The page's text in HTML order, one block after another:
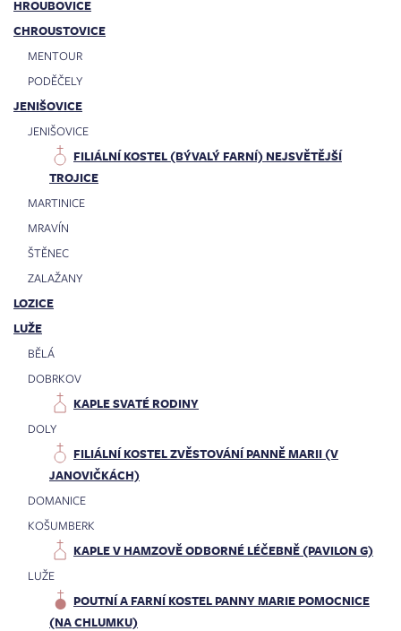
HROUBOVICE
CHROUSTOVICE
MENTOUR
PODĚČELY
JENIŠOVICE
JENIŠOVICE
FILIÁLNÍ KOSTEL (BÝVALÝ FARNÍ) NEJSVĚTĚJŠÍ
TROJICE
MARTINICE
MRAVÍN
ŠTĚNEC
ZALAŽANY
LOZICE
LUŽE
BĚLÁ
DOBRKOV
KAPLE SVATÉ RODINY
DOLY
FILIÁLNÍ KOSTEL ZVĚSTOVÁNÍ PANNĚ MARII (V
JANOVIČKÁCH)
DOMANICE
KOŠUMBERK
KAPLE V HAMZOVĚ ODBORNÉ LÉČEBNĚ (PAVILON G)
LUŽE
POUTNÍ A FARNÍ KOSTEL PANNY MARIE POMOCNICE
(NA CHLUMKU)